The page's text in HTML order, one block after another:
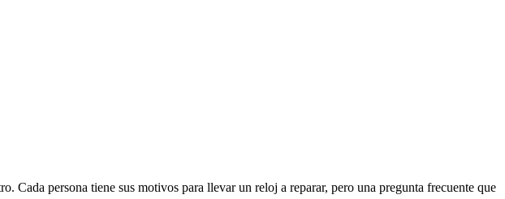
Cada persona tiene sus motivos para llevar un reloj a reparar, pero una pregunta frecuente que